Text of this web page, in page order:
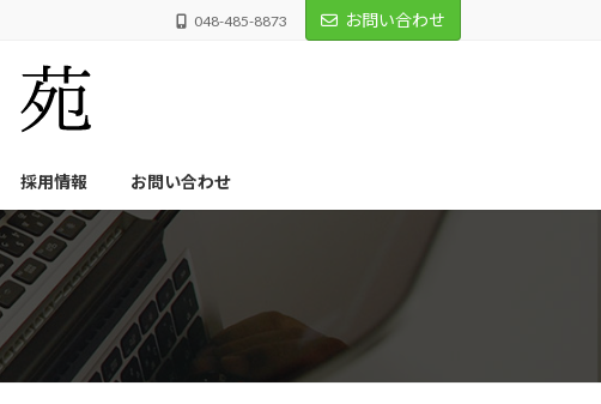
048-485-8873 お問い合わせ
採用情報 お問い合わせ